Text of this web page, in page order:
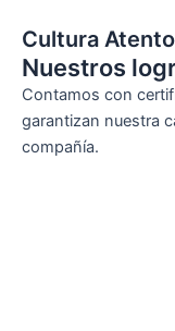
Cultura Atento
Nuestros
Contamos con
garantizan nuestra
compañía.